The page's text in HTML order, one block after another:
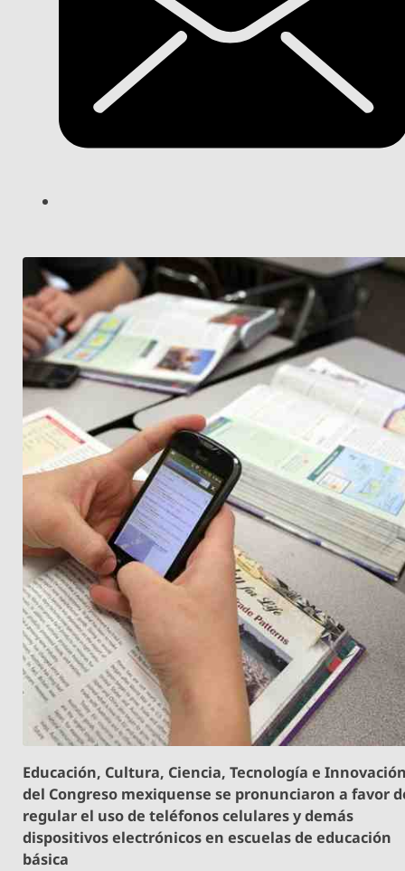
Educación, Cultura, Ciencia, Tecnología e
del Congreso mexiquense se pronunciaron a favor
regular el uso de teléfonos celulares y demás
dispositivos electrónicos en escuelas de educación
básica